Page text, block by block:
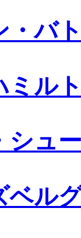
・バ
ミル
シュ
ベル